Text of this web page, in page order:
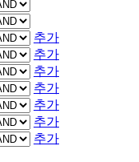
추가
추가
추가
추가
추가
추가
추가